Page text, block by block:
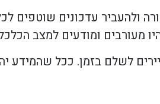
ולהעביר עדכונים שוטפים
מעורבים ומודעים למצב
לשלם בזמן. ככל שהמידע